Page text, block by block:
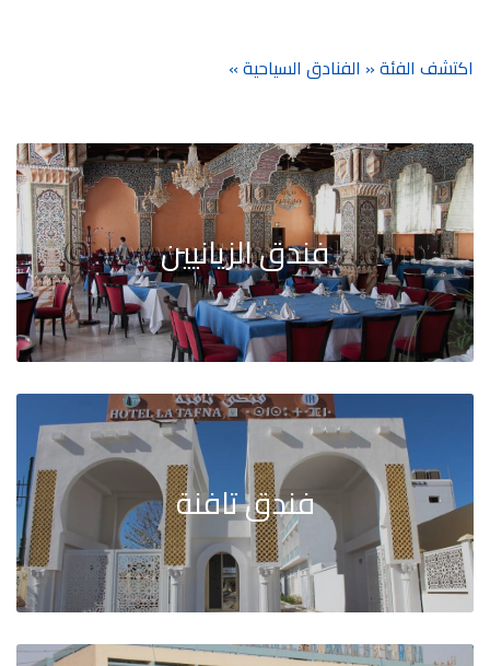
اكتشف الفئة « الفنادق السياحية »
فندق الزيانيين
فندق تافنة